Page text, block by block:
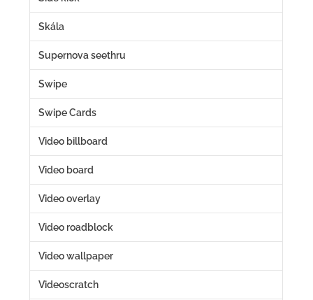
Skála
Supernova seethru
Swipe
Swipe Cards
Video billboard
Video board
Video overlay
Video roadblock
Video wallpaper
Videoscratch